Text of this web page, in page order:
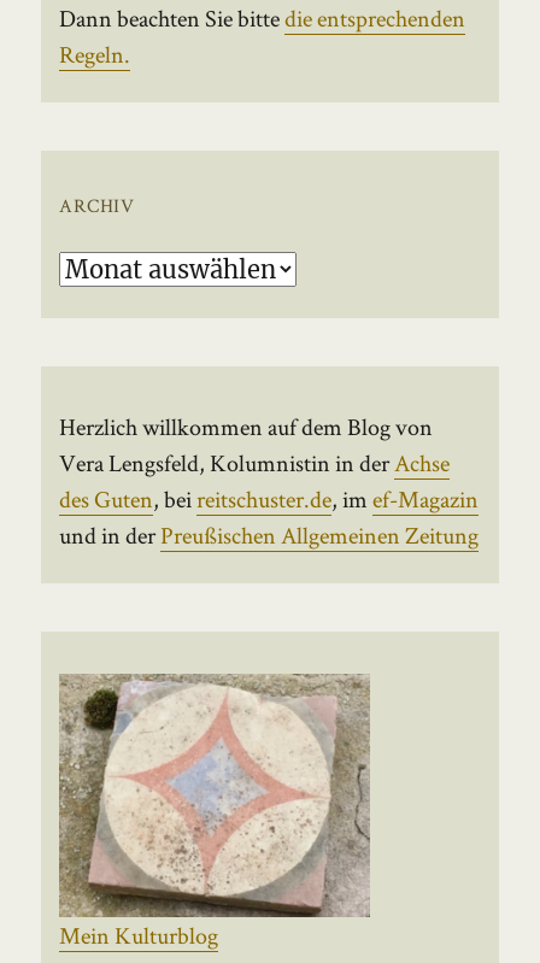
Dann beachten Sie bittedie entsprechenden
Regeln.
ARCHIV
Archiv
Herzlich willkommen auf dem Blog von
Vera Lengsfeld, Kolumnistin in derAchse
des Guten, beireitschuster.de, imef-Magazin
und in derPreußischen Allgemeinen Zeitung
Mein Kulturblog